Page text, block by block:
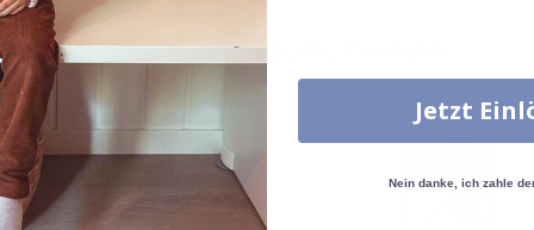
Zusammen gekaufte Produkte
Jetzt
Nein danke, ich zahle